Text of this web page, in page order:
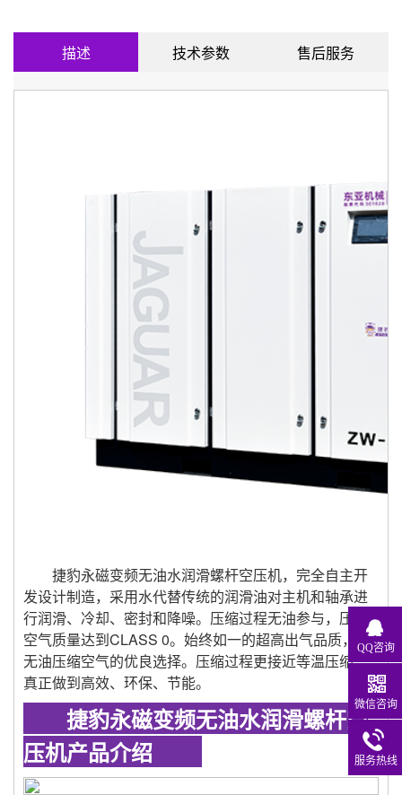
描述 技术参数 售后服务
捷豹永磁变频无油水润滑螺杆空压机，完全自主开
发设计制造，采用水代替传统的润滑油对主机和轴承进
行润滑、冷却、密封和降噪。压缩过程无油参与，压缩
空气质量达到CLASS 0。始终如一的超高出气品质，是
无油压缩空气的优良选择。压缩过程更接近等温压缩，
真正做到高效、环保、节能。
捷豹永磁变频无油水润滑螺杆空
压机产品介绍
QQ咨询
微信咨询
服务热线